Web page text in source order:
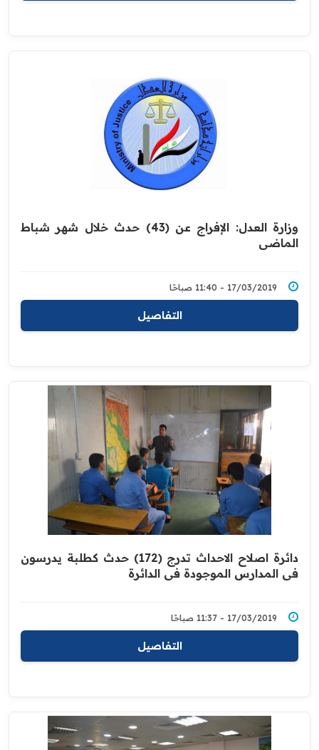
وزارة العدل: الإفراج عن (43) حدث خلال شهر شباط
الماضي
17/03/2019 - 11:40 صباحًا
التفاصيل
دائرة اصلاح الاحداث تدرج (172) حدث كطلبة يدرسون
في المدارس الموجودة في الدائرة
17/03/2019 - 11:37 صباحًا
التفاصيل